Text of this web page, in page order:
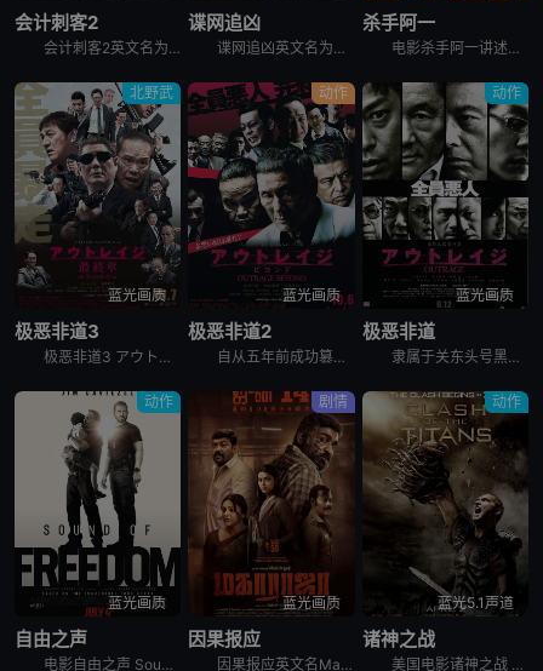
会计刺客2
会计刺客2英文名为The Accountant 2，当一位老友遭到谋杀，只留下一条神秘讯息：“找到那个会计师”，克里斯蒂安·沃尔夫（本·阿弗莱克饰）不得已开始追查此案，并招来了战力惊人的弟弟布莱斯
谍网追凶
谍网追凶英文名为The Amateur，查理·海勒（拉米·马雷克 Rami Malek 饰）是美国中央情报局一名才华横溢但性格极其内向的密码破译员，在兰利总部的一间地下办公室工作。当他的妻子萨拉（
杀手阿一
电影杀手阿一讲述的是：新宿歌舞伎町的民宿大厦——“流氓公寓”的山口组蜗居点。黑社会组织安生组的老大安生芳雄与情妇及一亿日圆现金失踪后，流氓公寓每天都有黑道人被杀。外界断定这是传说中的杀手“Ichi
北野武
蓝光画质
极恶非道3
极恶非道3 アウトレイジ最終章，英文名为Outrage: Final Chapter，是2017年上映的日本动作犯罪电影。枪杀刑警片冈后，大友（北野武 饰）在韩国代理人张会长（金田时男 饰）的庇护
动作
蓝光画质
极恶非道2
自从五年前成功篡位以来，加藤（三浦友和 饰）在石原（加濑亮 饰）的辅佐下带领山王会蹿升为关东最大暴力团，他们以经济利益为主要导向并逐渐将触角伸向政界，一时间风光无限。另一方面，组织内老派干部受到排
动作
蓝光画质
极恶非道
隶属于关东头号黑帮组织山王会的池元组头目（国村隼 饰）曾在监狱与小组织村濑组头目（石桥莲司 饰）结为兄弟。山王会野心勃勃，时刻觊觎村濑的地盘和毒品生意。在山王会若头加藤（三浦友和 饰）的授意下，池
动作
蓝光画质
自由之声
电影自由之声 Sound of Freedom是基于令人难以置信的真实事件改编，联邦探员蒂姆·巴拉德（吉姆·卡维泽 Jim Caviezel 饰）在把一个小男孩从残忍的儿童拐卖犯罪中解救出来之后，
剧情
蓝光画质
因果报应
因果报应英文名Maharaja是2024年剧情,动作,惊悚,犯罪电影。讲述的是：印度在一个宁静的社区里，受人尊敬的中年理发师马哈拉吉与女儿乔蒂和拉克希米住在一起。当马哈拉吉向警方报案称有蒙面入侵者
动作
蓝光5.1声道
诸神之战
美国电影诸神之战 Clash of the Titans讲述的是：不堪忍受奥林匹斯众神残暴压迫的阿戈斯国王亚克里斯（Jason Flemyng 饰）奋起反抗，对至高无上的神明大为不敬。在冥王哈迪斯